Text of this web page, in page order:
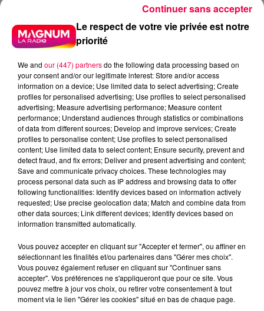
flash info Zoé Thomas
Zoé Thomas
Le flash de 19h
0:00 5 min 25 sec
8 juillet 2026 - 5 min 25 sec
MERCREDI MATIN - 08 JUILLET
Le respect de votre vie privée est notre
priorité
We and our (447) partnersdo the following data processing based on
your consent and/or our legitimate interest: Store and/or access
information on a device; Use limited data to select advertising; Create
profiles for personalised advertising; Use profiles to select personalised
advertising; Measure advertising performance; Measure content
performance; Understand audiences through statistics or combinations
of data from different sources; Develop and improve services; Create
profiles to personalise content; Use profiles to select personalised
content; Use limited data to select content; Ensure security, prevent and
detect fraud, and fix errors; Deliver and present advertising and content;
Save and communicate privacy choices. These technologies may
process personal data such as IP address and browsing data to offer
following functionalities: Identify devices based on information actively
requested; Use precise geolocation data; Match and combine data from
other data sources; Link different devices; Identify devices based on
information transmitted automatically.
Vous pouvez accepter en cliquant sur "Accepter et fermer", ou affiner en
sélectionnant les finalités et/ou partenaires dans "Gérer mes choix".
Vous pouvez également refuser en cliquant sur "Continuer sans
accepter". Vos préférences ne s'appliqueront que pour ce site. Vous
pouvez mettre à jour vos choix, ou retirer votre consentement à tout
moment via le lien "Gérer les cookies" situé en bas de chaque page.
Continuer sans accepter